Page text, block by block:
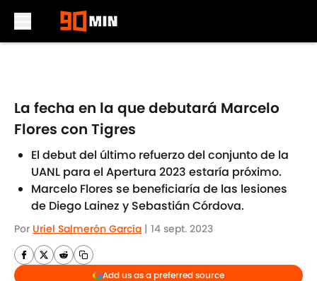
La fecha en la que debutará Marcelo
Flores con Tigres
El debut del último refuerzo del conjunto de la
UANL para el Apertura 2023 estaría próximo.
Marcelo Flores se beneficiaría de las lesiones
de Diego Lainez y Sebastián Córdova.
Por Uriel Salmerón García | 14 sept. 2023
Add us as a preferred source